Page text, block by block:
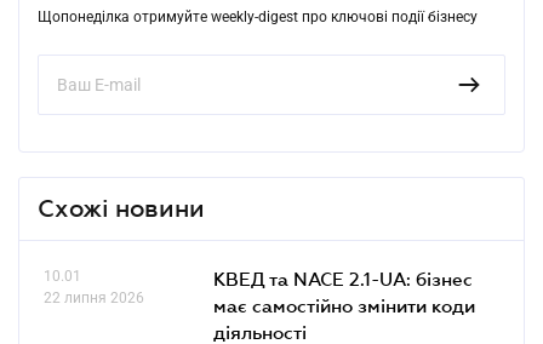
Щопонеділка отримуйте weekly-digest про ключові події бізнесу
Схожі новини
10.01
22 липня 2026
КВЕД та NACE 2.1-UA: бізнес
має самостійно змінити коди
діяльності